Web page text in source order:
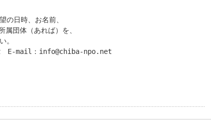
の日時、お名前、
団体（あれば）を、
。
　E-mail：info@chiba-npo.net